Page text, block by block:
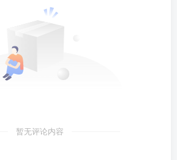
暂无评论内容